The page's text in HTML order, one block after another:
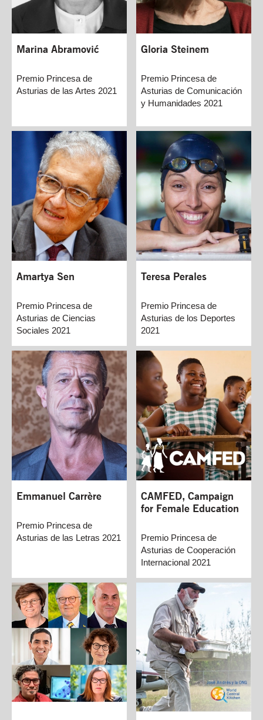
Marina Abramović
Premio Princesa de
Asturias de las Artes 2021
Gloria Steinem
Premio Princesa de
Asturias de Comunicación
y Humanidades 2021
Amartya Sen
Premio Princesa de
Asturias de Ciencias
Sociales 2021
Teresa Perales
Premio Princesa de
Asturias de los Deportes
2021
Emmanuel Carrère
Premio Princesa de
Asturias de las Letras 2021
CAMFED, Campaign
for Female Education
Premio Princesa de
Asturias de Cooperación
Internacional 2021